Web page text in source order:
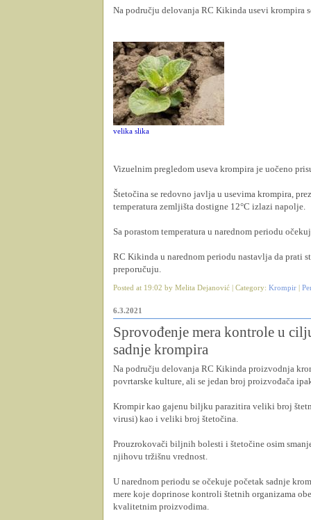
Na području delovanja RC Kikinda usevi krompira
velika slika
Vizuelnim pregledom useva krompira je uočeno
Štetočina se redovno javlja u usevima krompira,
temperatura zemljišta dostigne 12°C izlazi napolje.
Sa porastom temperatura u narednom periodu
RC Kikinda u narednom periodu nastavlja da prati
preporučuju.
Posted at 19:02 by Melita Dejanović | Category: Krompir
6.3.2021
Sprovođenje mera kontrole u
sadnje krompira
Na području delovanja RC Kikinda proizvodnja
povrtarske kulture, ali se jedan broj proizvođača
Krompir kao gajenu biljku parazitira veliki broj
virusi) kao i veliki broj štetočina.
Prouzrokovači biljnih bolesti i štetočine osim
njihovu tržišnu vrednost.
U narednom periodu se očekuje početak sadnje
mere koje doprinose kontroli štetnih organizama
kvalitetnim proizvodima.